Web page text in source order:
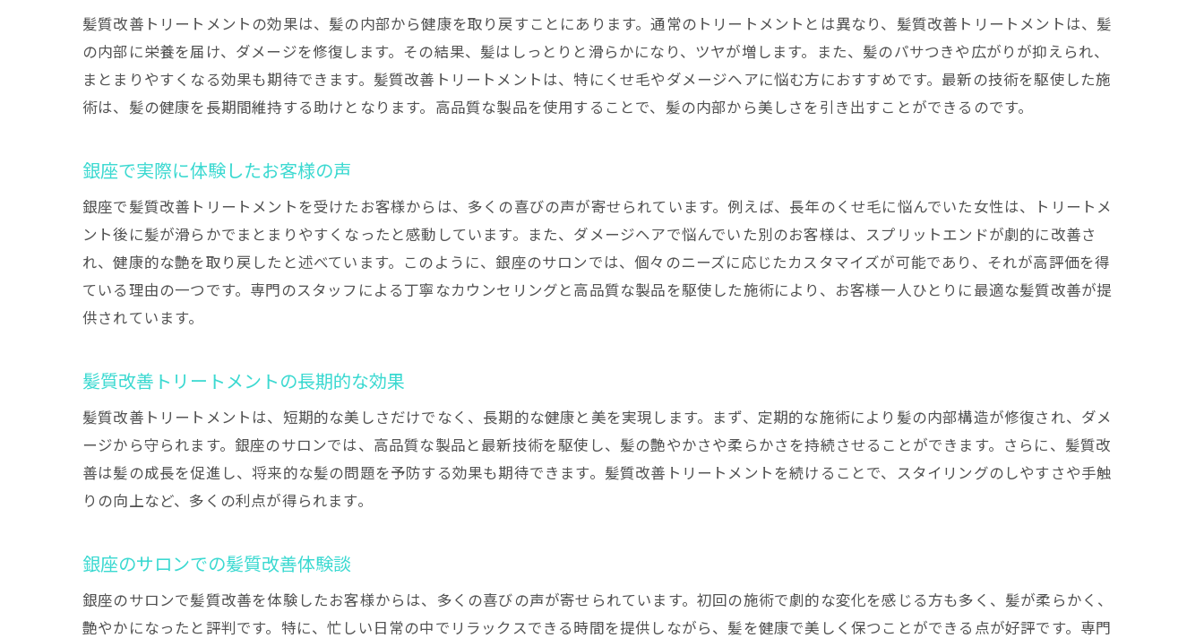
髪質改善トリートメントの効果は、髪の内部から健康を取り戻すことにあります。通常のトリートメントとは異なり、髪質改善トリートメントは、髪
の内部に栄養を届け、ダメージを修復します。その結果、髪はしっとりと滑らかになり、ツヤが増します。また、髪のパサつきや広がりが抑えられ、
まとまりやすくなる効果も期待できます。髪質改善トリートメントは、特にくせ毛やダメージヘアに悩む方におすすめです。最新の技術を駆使した施
術は、髪の健康を長期間維持する助けとなります。高品質な製品を使用することで、髪の内部から美しさを引き出すことができるのです。
銀座で実際に体験したお客様の声
銀座で髪質改善トリートメントを受けたお客様からは、多くの喜びの声が寄せられています。例えば、長年のくせ毛に悩んでいた女性は、トリートメ
ント後に髪が滑らかでまとまりやすくなったと感動しています。また、ダメージヘアで悩んでいた別のお客様は、スプリットエンドが劇的に改善さ
れ、健康的な艶を取り戻したと述べています。このように、銀座のサロンでは、個々のニーズに応じたカスタマイズが可能であり、それが高評価を得
ている理由の一つです。専門のスタッフによる丁寧なカウンセリングと高品質な製品を駆使した施術により、お客様一人ひとりに最適な髪質改善が提
供されています。
髪質改善トリートメントの長期的な効果
髪質改善トリートメントは、短期的な美しさだけでなく、長期的な健康と美を実現します。まず、定期的な施術により髪の内部構造が修復され、ダメ
ージから守られます。銀座のサロンでは、高品質な製品と最新技術を駆使し、髪の艶やかさや柔らかさを持続させることができます。さらに、髪質改
善は髪の成長を促進し、将来的な髪の問題を予防する効果も期待できます。髪質改善トリートメントを続けることで、スタイリングのしやすさや手触
りの向上など、多くの利点が得られます。
銀座のサロンでの髪質改善体験談
銀座のサロンで髪質改善を体験したお客様からは、多くの喜びの声が寄せられています。初回の施術で劇的な変化を感じる方も多く、髪が柔らかく、
艶やかになったと評判です。特に、忙しい日常の中でリラックスできる時間を提供しながら、髪を健康で美しく保つことができる点が好評です。専門